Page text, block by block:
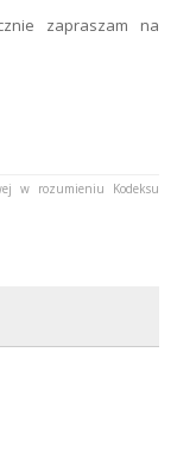
zapraszam na
w rozumieniu Kodeksu